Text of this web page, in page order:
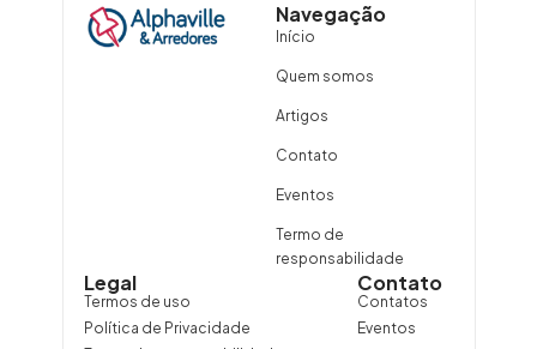
Navegação
Início
Quem somos
Artigos
Contato
Eventos
Termo de
responsabilidade
Contato
Contatos
Eventos
Legal
Termos de uso
Política de Privacidade